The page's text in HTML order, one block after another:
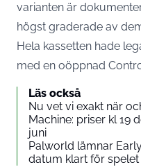
varianten är
högst graderade av
Hela kassetten hade
med en oöppnad
Läs också
Nu vet vi exakt när
Machine: priser kl 19
juni
Palworld lämnar
datum klart för